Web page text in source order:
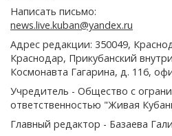
Написать письмо:
news.live.kuban@yandex.ru
Адрес редакции: 350049,
Краснодар, Прикубанский
Космонавта Гагарина, д. 116,
Учредитель - Общество с
ответственностью "Живая
Главный редактор - Базаева